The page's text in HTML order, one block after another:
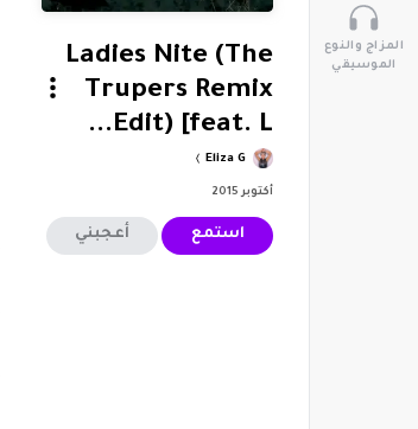
المزاج والنوع
الموسيقي
Ladies Nite (The
Trupers Remix
Edit) [feat. L...
Eliza G
أكتوبر 2015
استمع أعجبني